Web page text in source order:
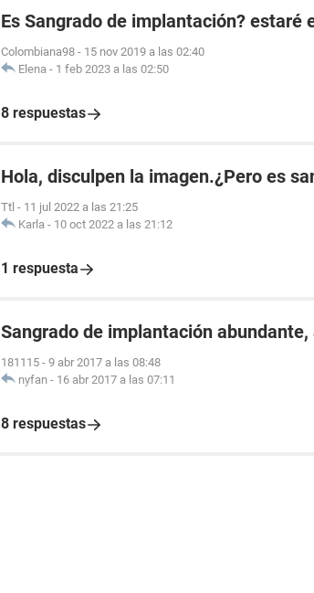
Es Sangrado de implantación? estaré
Colombiana98 - 15 nov 2019 a las 02:40
Elena - 1 feb 2023 a las 02:50
8 respuestas
Hola, disculpen la imagen.¿Pero es
Ttl - 11 jul 2022 a las 21:25
Karla - 10 oct 2022 a las 21:12
1 respuesta
Sangrado de implantación abundante,
181115 - 9 abr 2017 a las 08:48
nyfan - 16 abr 2017 a las 07:11
8 respuestas